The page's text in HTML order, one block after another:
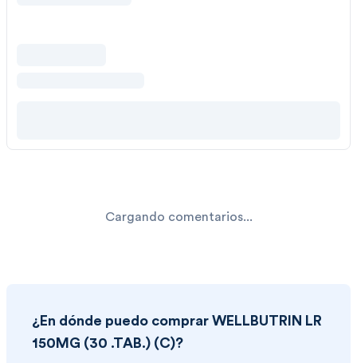
Cargando comentarios...
¿En dónde puedo comprar WELLBUTRIN LR
150MG (30 .TAB.) (C)?